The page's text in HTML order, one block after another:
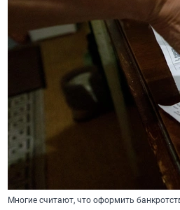
Многие считают, что оформить